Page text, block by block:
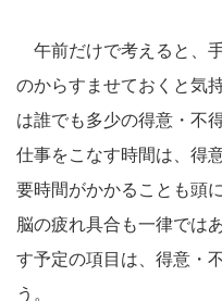
午前だけで考えると、
のからすませておくと気
は誰でも多少の得意・不
仕事をこなす時間は、得
要時間がかかることも頭
脳の疲れ具合も一律では
す予定の項目は、得意・
う。